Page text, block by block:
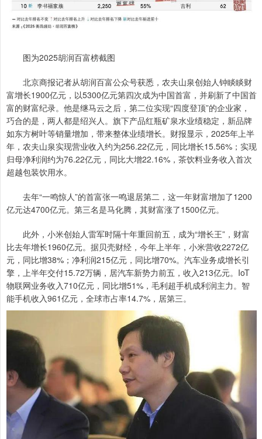
图为2025胡润百富榜截图
北京商报记者从胡润百富公众号获悉，农夫山泉创始人钟睒睒财
富增长1900亿元，以5300亿元第四次成为中国首富，并刷新了中国首
富的财富纪录。他是继马云之后，第二位实现“四度登顶”的企业家，
巧合的是，两人都是绍兴人。旗下产品红瓶矿泉水业绩稳定，新品牌
如东方树叶等销量增加，带来整体业绩增长。财报显示，2025年上半
年，农夫山泉实现营业收入约为256.22亿元，同比增长15.56%；实现
归母净利润约为76.22亿元，同比大增22.16%，茶饮料业务收入首次
超越包装饮用水。
去年“一鸣惊人”的首富张一鸣退居第二，这一年财富增加了1200
亿元达4700亿元。第三名是马化腾，其财富涨了1500亿元。
此外，小米创始人雷军时隔十年重回前五，成为“增长王”，财富
比去年增长1960亿元。据贝壳财经，今年上半年，小米营收2272亿
元，同比增38%；净利润215亿元，同比增70%。汽车业务成增长引
擎，上半年交付15.72万辆，居汽车新势力前五，收入213亿元。IoT
物联网业务收入710亿元，同比增51%，毛利超手机成利润主力。智
能手机收入961亿元，全球市占率14.7%，居第三。